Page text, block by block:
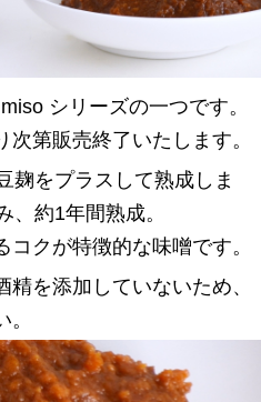
シリーズの一つです。
第販売終了いたします。
をプラスして熟成しま
、約1年間熟成。
クが特徴的な味噌です。
を添加していないため、